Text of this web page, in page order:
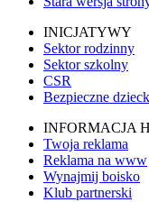
INICJATYWY
Sektor rodzinny
Sektor szkolny
CSR
Bezpieczne
INFORMACJA
Twoja reklama
Reklama na www
Wynajmij boisko
Klub partnerski